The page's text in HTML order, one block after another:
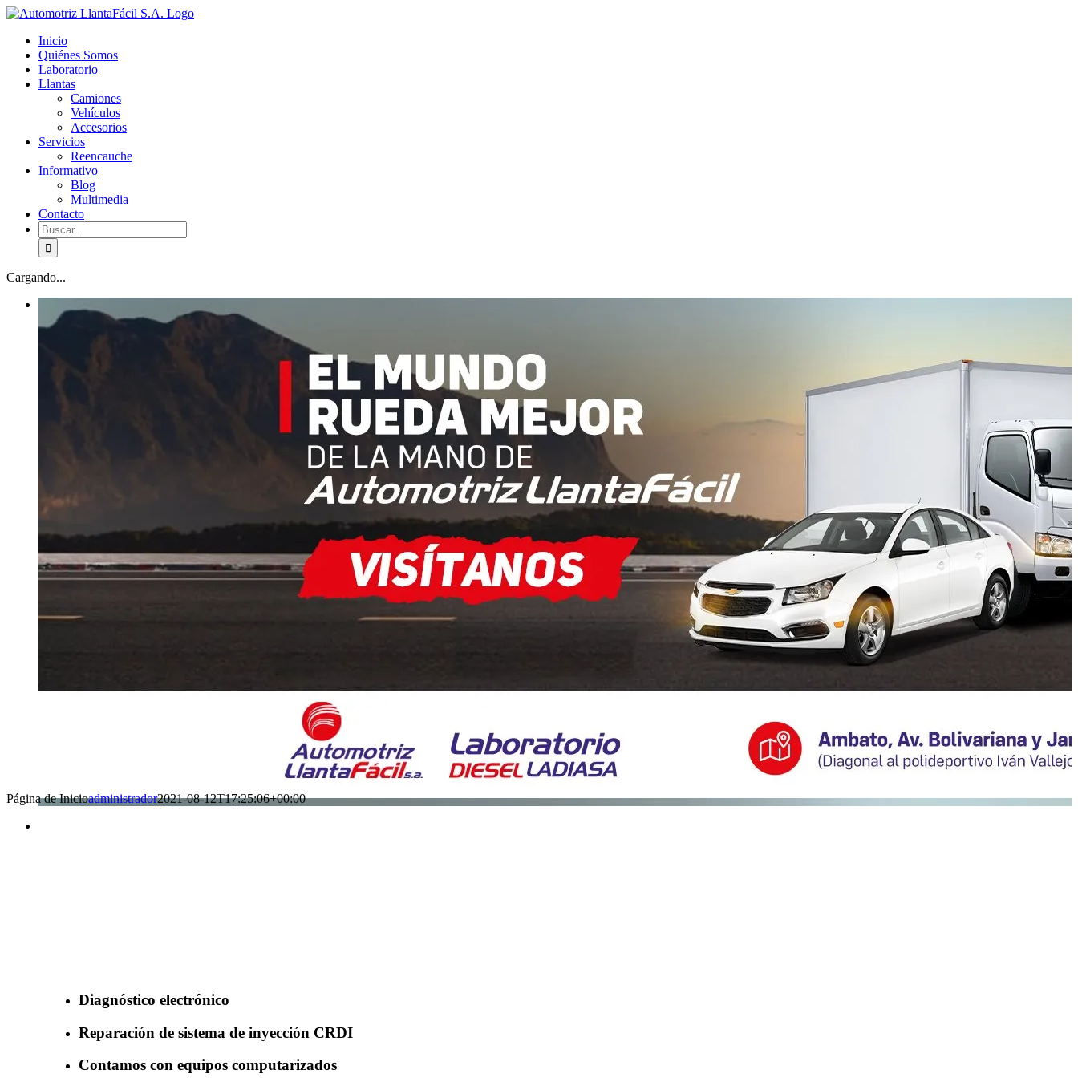
Skip
content
facebook
youtube
Inicio
Quiénes Somos
Laboratorio
Llantas
Camiones
Vehículos
Accesorios
Servicios
Reencauche
Informativo
Blog
Multimedia
Contacto
Buscar:
Cargando...
Página de Inicioadministrador2021-08-12T17:25:06+00:00
Diagnóstico electrónico
Reparación de sistema de inyección CRDI
Contamos con equipos computarizados